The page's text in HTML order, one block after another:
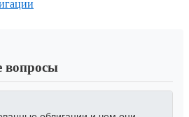
вопросы